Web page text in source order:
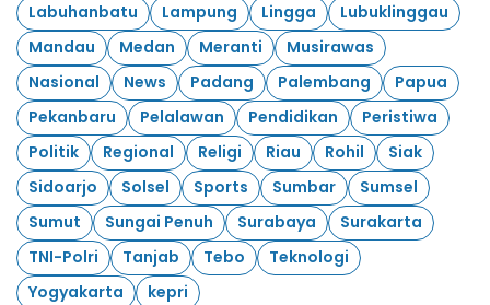
Labuhanbatu
Lampung Lingga
Lubuklinggau
Mandau
Medan Meranti
Musirawas
Nasional
News Padang Palembang
Papua
Pekanbaru
Pelalawan Pendidikan
Peristiwa
Politik
Regional Religi Riau Rohil
Siak
Sidoarjo
Solsel Sports Sumbar
Sumsel
Sumut
Sungai Penuh Surabaya
Surakarta
TNI-Polri
Tanjab Tebo
Teknologi
Yogyakarta
kepri